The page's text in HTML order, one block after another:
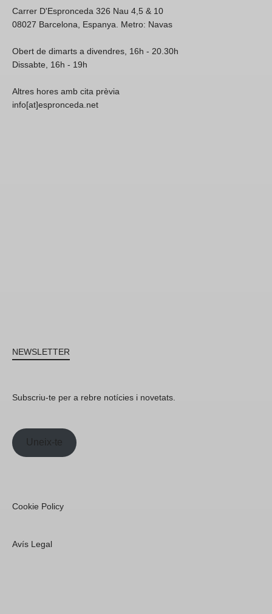
Carrer D'Espronceda 326 Nau 4,5 & 10
08027 Barcelona, Espanya. Metro: Navas
Obert de dimarts a divendres, 16h - 20.30h
Dissabte, 16h - 19h
Altres hores amb cita prèvia
info[at]espronceda.net
NEWSLETTER
Subscriu-te per a rebre notícies i novetats.
Uneix-te
Cookie Policy
Avís Legal